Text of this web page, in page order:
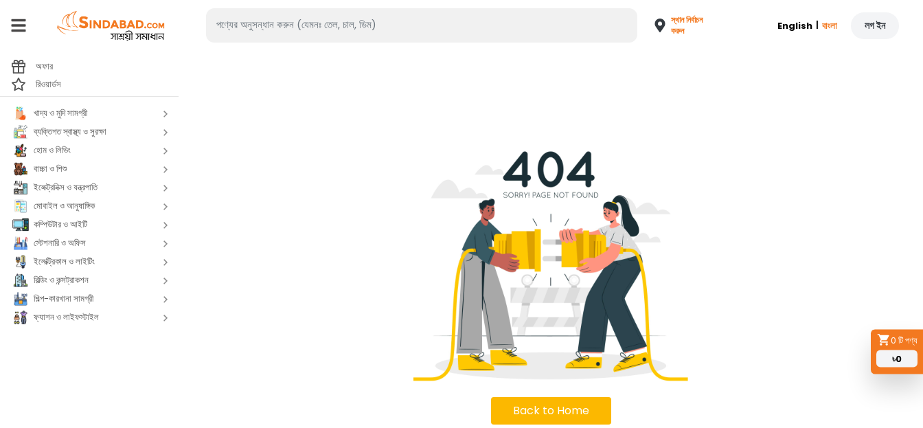
0 টি পণ্য
৳0
স্থান নির্বাচন
করুন
English | বাংলা লগ ইন
অফার
রিওয়ার্ডস
খাদ্য ও মুদি সামগ্রী
ব্যক্তিগত স্বাস্থ্য ও সুরক্ষা
হোম ও লিভিং
বাচ্চা ও শিশু
ইলেক্ট্রনিক্স ও যন্ত্রপাতি
মোবাইল ও আনুষাঙ্গিক
কম্পিউটার ও আইটি
স্টেশনারি ও অফিস
ইলেক্ট্রিকাল ও লাইটিং
বিল্ডিং ও কন্সট্রাকশন
শিল্প-কারখানা সামগ্রী
ফ্যাশন ও লাইফস্টাইল
Back to Home